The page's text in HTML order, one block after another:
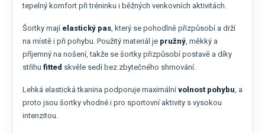
tepelný komfort při tréninku i běžných venkovních aktivitách.
Šortky mají elastický pas, který se pohodlně přizpůsobí a drží
na místě i při pohybu. Použitý materiál je pružný, měkký a
příjemný na nošení, takže se šortky přizpůsobí postavě a díky
střihu fitted skvěle sedí bez zbytečného shrnování.
Lehká elastická tkanina podporuje maximální volnost pohybu, a
proto jsou šortky vhodné i pro sportovní aktivity s vysokou
intenzitou.